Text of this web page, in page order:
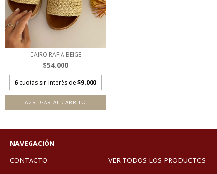
CAIRO RAFIA BEIGE
$54.000
6 cuotas sin interés de $9.000
AGREGAR AL CARRITO
NAVEGACIÓN
CONTACTO
VER TODOS LOS PRODUCTOS